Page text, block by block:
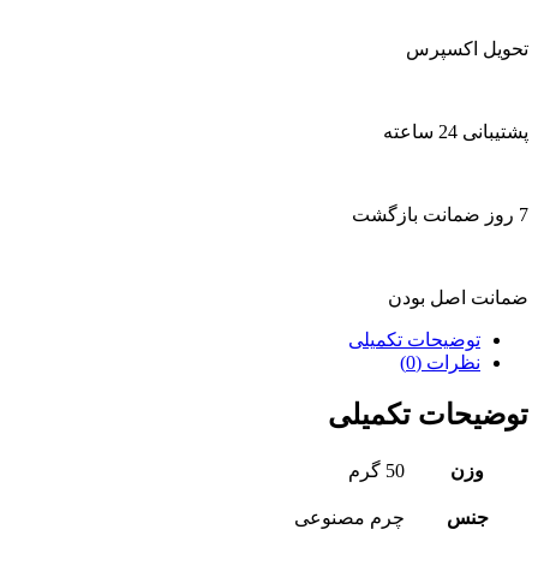
تحویل اکسپرس
پشتیبانی 24 ساعته
7 روز ضمانت بازگشت
ضمانت اصل بودن
توضیحات تکمیلی
نظرات (0)
توضیحات تکمیلی
وزن 50 گرم
جنس چرم مصنوعی